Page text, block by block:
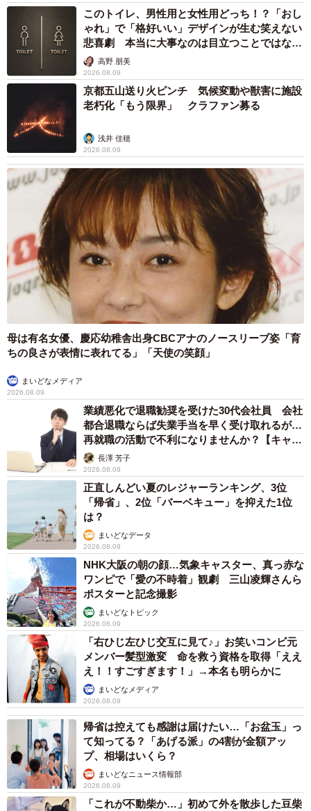
アイスクリームやトーストなど、さまざまな自販機がそろう(「なかよし
自販機コーナー」Twitterより)
――今後の対応はどうなされるのでしょうか？費用も気に
なりますが。
このままではお客さまにご迷惑をおかけするので、器を補
充せねばと1000個注文しました。取り扱いのお店が少な
く、探すのには苦労しました。また受注生産品なので日数
もかかってしまい…値段は1000個からの生産で1個158円で
す。
その後（6月10日）器が無事補充されたことをTwitterで報告
し、「器の数だけお客さんの美味しい笑顔があると良いで
すね」など喜びの声が寄せられ、早速補充したうどんは売
り切れるほど好評だったとのこと。
また今後、注意喚起を強化するのか伺ったところ、「特に
何もしません。景観を損なうくらいに大きく書かないと読
まない人は読んではくれませんので...。自販機うどん販売は
昔から器の問題があった経緯から今は使い捨ての器を採用
するところが多くなってしまいました。ただ自分らのとこ
ろは雰囲気を壊したくないので昔ながらの器でいきたいと
思っています。対策として前回のようにならないようにも
っとかなり早めに器の追加注文をすることぐらいです」と
明るく答えてくれました。
レトロ自販機ブームで、2500杯以上売れた月も
このトイレ、男性用と女性用どっち！？「おし
ゃれ」で「格好いい」デザインが生む笑えない
悲喜劇 本当に大事なのは目立つことではな
く…高野 朋美
2026.08.09
京都五山送り火ピンチ 気候変動や獣害に施設
老朽化「もう限界」 クラファン募る
浅井 佳穂
2026.08.09
母は有名女優、慶応幼稚舎出身CBCアナのノースリーブ姿「育
ちの良さが表情に表れてる」「天使の笑顔」
まいどなメディア
2026.08.09
業績悪化で退職勧奨を受けた30代会社員 会社
都合退職ならば失業手当を早く受け取れるが…
再就職の活動で不利になりませんか？【キャリ
アカウンセラーが解説】
長澤 芳子
2026.08.09
正直しんどい夏のレジャーランキング、3位
「帰省」、2位「バーベキュー」を抑えた1位
は？
まいどなデータ
2026.08.09
NHK大阪の朝の顔…気象キャスター、真っ赤な
ワンピで「愛の不時着」観劇 三山凌輝さんら
ポスターと記念撮影
まいどなトピック
2026.08.09
「右ひじ左ひじ交互に見て♪」お笑いコンビ元
メンバー髪型激変 命を救う資格を取得「ええ
え！！すごすぎます！」→本名も明らかに
まいどなメディア
2026.08.09
帰省は控えても感謝は届けたい…「お盆玉」っ
て知ってる？「あげる派」の4割が金額アッ
プ、相場はいくら？
まいどなニュース情報部
2026.08.09
「これが不動柴か…」初めて外を散歩した豆柴